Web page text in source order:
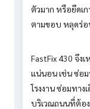
ตัวมาก หรือยึดเ
ตามขอบ หลุดร่อ
FastFix 430 จึง
แน่นอน เช่น ซ่อ
โรงงาน ซ่อมทา
บริเวณถนนที่ต้อง